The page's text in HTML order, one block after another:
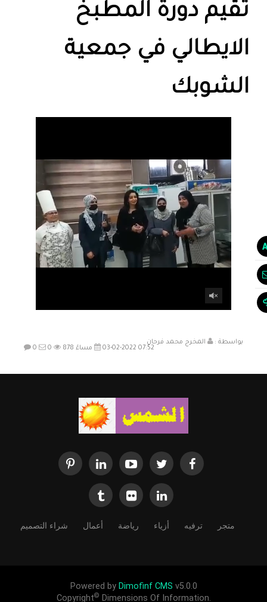
تقيم دورة المطبخ
الايطالي في جمعية
الشوبك
بواسطة :
المخرج محمد فرحان
03-02-2022 07:52 مساءً
0 0 878
متجر ترفيه أزياء رياضة أعمال شراء التصميم
Powered by Dimofinf CMS v5.0.0
Copyright© Dimensions Of Information.